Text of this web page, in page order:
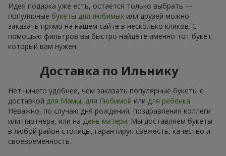
Идея подарка уже есть, остаётся только выбрать —
популярные букеты для любимых или друзей можно
заказать прямо на нашем сайте в несколько кликов. С
помощью фильтров вы быстро найдёте именно тот букет,
который вам нужен.
Доставка по Ильнику
Нет ничего удобнее, чем заказать популярные букеты с
доставкой для Мамы, для Любимой или для ребёнка.
Неважно, по случаю дня рождения, поздравления коллеги
или партнёра, или на День матери. Мы доставляем букеты
в любой район столицы, гарантируя свежесть, качество и
своевременность.